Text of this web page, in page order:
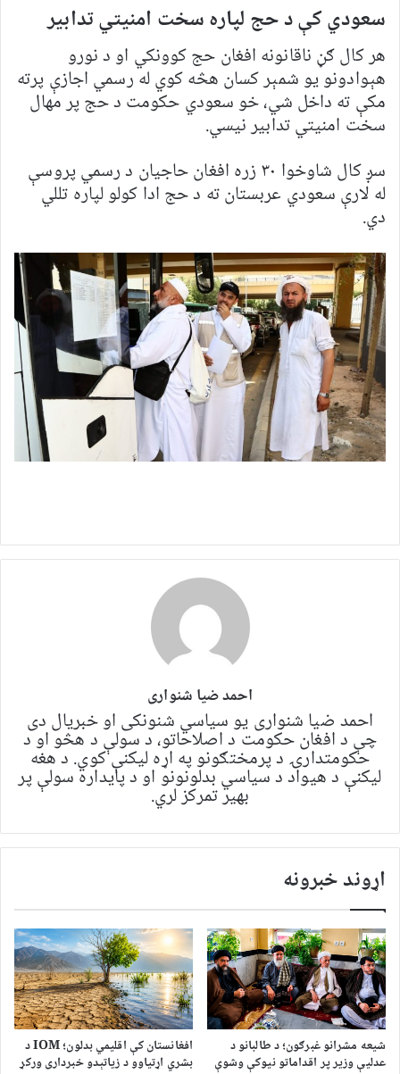
سعودي کې د حج لپاره سخت امنیتي تدابیر
هر کال ګڼ ناقانونه افغان حج کوونکي او د نورو
هېوادونو یو شمېر کسان هڅه کوي له رسمي اجازې پرته
مکې ته داخل شي، خو سعودي حکومت د حج پر مهال
سخت امنیتي تدابیر نیسي.
سږ کال شاوخوا ۳۰ زره افغان حاجیان د رسمي پروسې
له لارې سعودي عربستان ته د حج ادا کولو لپاره تللي
دي.
احمد ضیا شنواری
احمد ضیا شنواری یو سياسي شنونکی او خبریال دی
چې د افغان حکومت د اصلاحاتو، د سولې د هڅو او د
حکومتدارۍ د پرمختګونو په اړه لیکنې کوي. د هغه
لیکنې د هیواد د سیاسي بدلونونو او د پایداره سولې پر
بهیر تمرکز لري.
اړوند خبرونه
شیعه مشرانو غبرګون؛ د طالبانو د
عدلیې وزیر پر اقداماتو نیوکې وشوې
افغانستان کې اقلیمي بدلون؛ IOM د
بشري اړتیاوو د زیاتېدو خبرداری ورکړ